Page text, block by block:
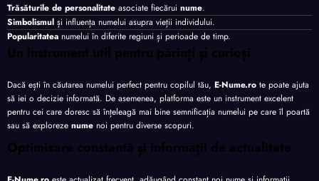
Trăsăturile de personalitate asociate fiecărui nume.
Simbolismul și influența numelui asupra vieții individului.
Popularitatea numelui în diferite regiuni și perioade de timp.
Un instrument util pentru părinți și curioși
Dacă ești în căutarea numelui perfect pentru copilul tău, E-Nume.ro te poate ajuta
să iei o decizie informată. De asemenea, platforma este un instrument excelent
pentru cei care doresc să înțeleagă mai bine semnificația numelui pe care îl poartă
sau să exploreze nume noi pentru diverse scopuri.
Optimizare constantă și informații de actualitate